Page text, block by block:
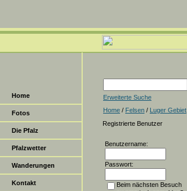
Home
Fotos
Die Pfalz
Pfalzwetter
Wanderungen
Kontakt
Erweiterte Suche
Home / Felsen / Luger Gebiet
Registrierte Benutzer
Benutzername:
Passwort:
Beim nächsten Besuch